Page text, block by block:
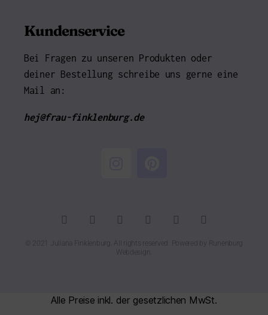
Kundenservice
Bei Fragen zu unseren Produkten oder
deiner Bestellung schreibe uns gerne eine
Mail an:
hej@frau-finklenburg.de
© 2021 Juliana Finklenburg. All rights reserved. Powered by
Runenburg
Webdesign
Alle Preise inkl. der gesetzlichen MwSt.